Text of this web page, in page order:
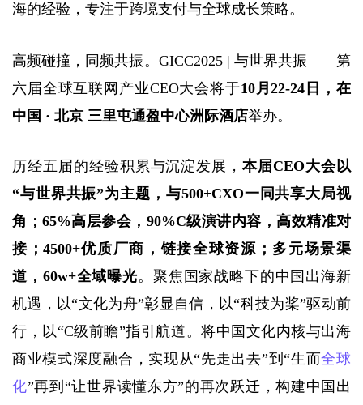
海的经验，专注于跨境支付与全球成长策略。
高频碰撞，同频共振。GICC2025 | 与世界共振——第
六届全球互联网产业CEO大会将于10月22-24日，在
中国 · 北京 三里屯通盈中心洲际酒店举办。
历经五届的经验积累与沉淀发展，本届CEO大会以
“与世界共振”为主题，与500+CXO一同共享大局视
角；65%高层参会，90%C级演讲内容，高效精准对
接；4500+优质厂商，链接全球资源；多元场景渠
道，60w+全域曝光。聚焦国家战略下的中国出海新
机遇，以“文化为舟”彰显自信，以“科技为桨”驱动前
行，以“C级前瞻”指引航道。将中国文化内核与出海
商业模式深度融合，实现从“先走出去”到“生而全球
化”再到“让世界读懂东方”的再次跃迁，构建中国出